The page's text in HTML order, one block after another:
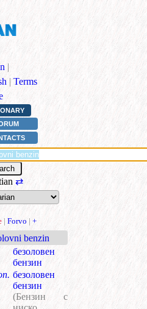
|
| Terms
⇄
| Forvo | +
benzin
безоловен
бензин
безоловен
бензин
(Бензин с